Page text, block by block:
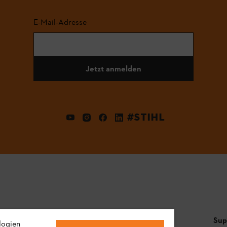
E-Mail-Adresse
Jetzt anmelden
#STIHL
Häufig gestellte Fragen